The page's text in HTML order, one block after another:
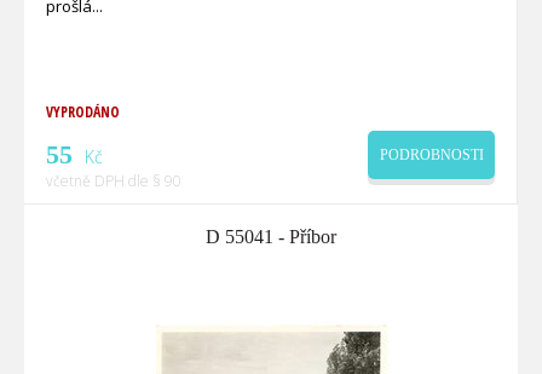
prošlá
VYPRODÁNO
55 Kč
včetně DPH dle § 90
PODROBNOSTI
D 55041 - Příbor